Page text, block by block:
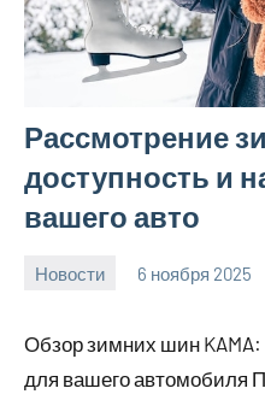
Рассмотрение
доступность и
вашего авто
Новости 6 ноября 2025
Обзор зимних шин KAMA:
для вашего автомобиля